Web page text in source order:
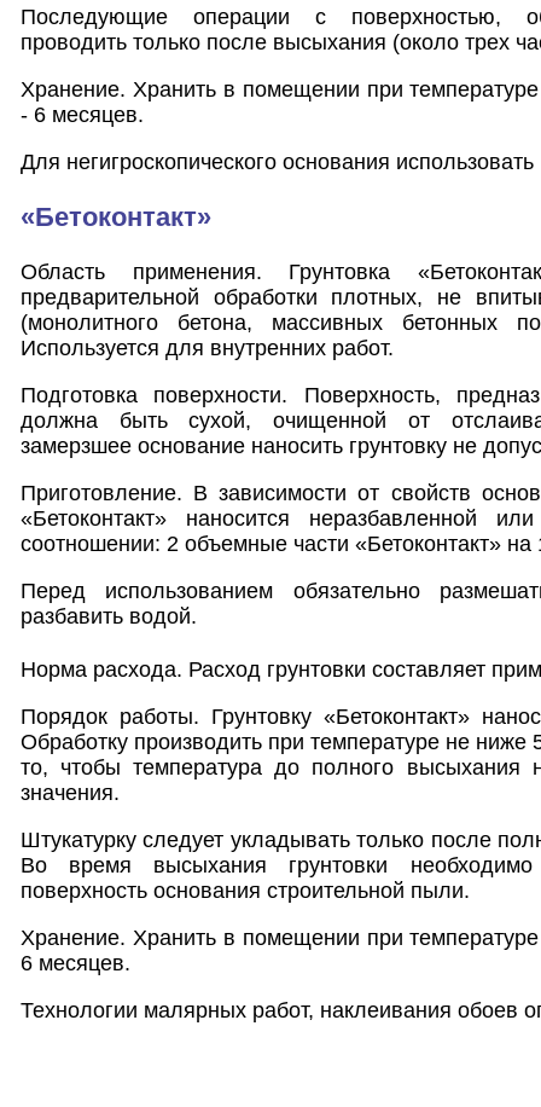
Последующие операции с поверхностью,
проводить только после высыхания (около трех
Хранение. Хранить в помещении при
- 6 месяцев.
Для негигроскопического основания использовать
«Бетоконтакт»
Область применения. Грунтовка
предварительной обработки плотных, не
(монолитного бетона, массивных бетонных
Используется для внутренних работ.
Подготовка поверхности. Поверхность,
должна быть сухой, очищенной от
замерзшее основание наносить грунтовку не
Приготовление. В зависимости от свойств
«Бетоконтакт» наносится неразбавленной
соотношении: 2 объемные части «Бетоконтакт»
Перед использованием обязательно
разбавить водой.
Норма расхода. Расход грунтовки составляет
Порядок работы. Грунтовку «Бетоконтакт»
Обработку производить при температуре не ниже
то, чтобы температура до полного высыхания
значения.
Штукатурку следует укладывать только после
Во время высыхания грунтовки
поверхность основания строительной пыли.
Хранение. Хранить в помещении при
6 месяцев.
Технологии малярных работ, наклеивания обоев